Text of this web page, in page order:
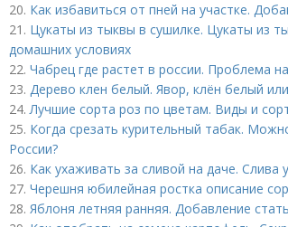
20. Как избавиться от пней на участке.
21. Цукаты из тыквы в сушилке. Цукаты из
домашних условиях
22. Чабрец где растет в россии. Проблема
23. Дерево клен белый. Явор, клён белый
24.Лучшие сорта роз по цветам. Виды и
25. Когда срезать курительный табак.
России?
26. Как ухаживать за сливой на даче. Слива
27. Черешня юбилейная ростка описание
28. Яблоня летняя ранняя. Добавление